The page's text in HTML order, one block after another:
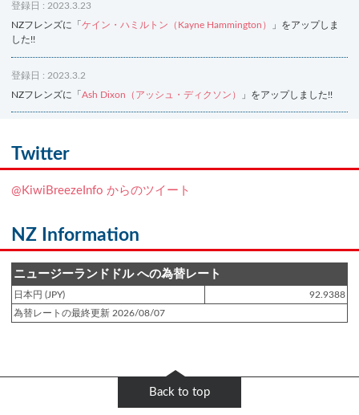
登録日 : 2023.3.23
NZフレンズに「 ケイン・ハミルトン（Kayne Hammington）
」をアップしま
した!!
登録日 : 2023.3.2
NZフレンズに「 Ash Dixon（アッシュ・ディクソン） 」をアップしました!!
NZフレンズに「
登録日 : 2019.4.10
登録日 : 2019.2.28
NZクッキングに「ニュージーランド産キウイの酢の物
登録日 : 2019.2.4
Twitter
@KiwiBreezeInfo からのツイート
NZ Information
ニュージーランドドル への為替レート
日本円 (JPY)
92.9388
為替レートの最終更新 2026/08/07
Back to top